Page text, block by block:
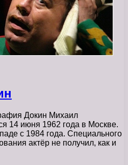
Докин Михаил
14 июня 1962 года в Москве.
с 1984 года. Специального
актёр не получил, как и